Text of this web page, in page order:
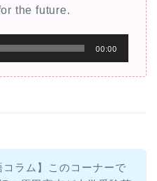
the future.
00:00
コラム】このコーナーで